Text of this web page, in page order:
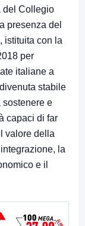
del Collegio
presenza del
istituita con la
per
italiane a
stabile
sostenere e
capaci di far
valore della
la
e il